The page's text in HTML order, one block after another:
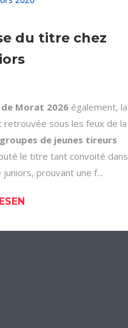
du titre chez
Morat 2026 également, la
retrouvée sous les feux de la
de jeunes tireurs
le titre tant convoité dans
prouvant une f...